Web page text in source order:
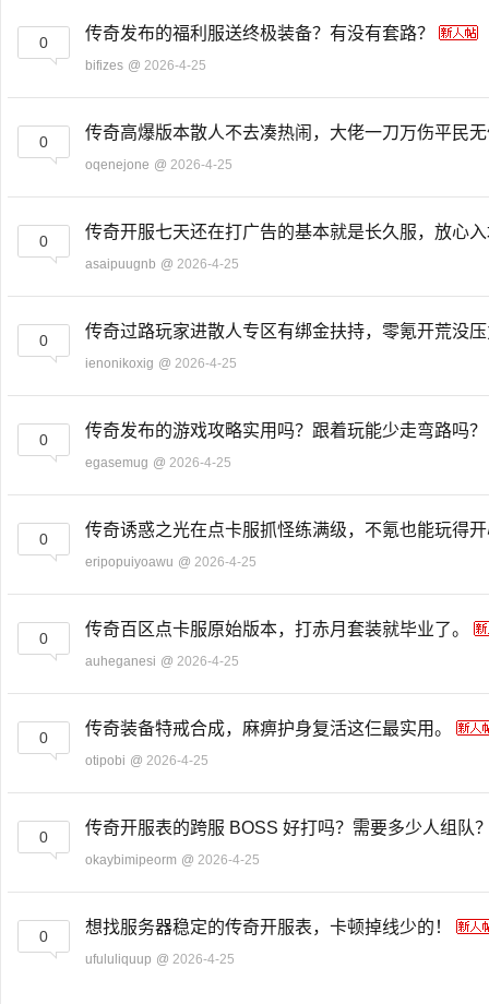
0 传奇发布的福利服送终极装备？有没有套路？
bifizes @ 2026-4-25
0 传奇高爆版本散人不去凑热闹，大佬一刀万伤平民
oqenejone @ 2026-4-25
0 传奇开服七天还在打广告的基本就是长久服，放心
asaipuugnb @ 2026-4-25
0 传奇过路玩家进散人专区有绑金扶持，零氪开荒没
ienonikoxig @ 2026-4-25
0 传奇发布的游戏攻略实用吗？跟着玩能少走弯路吗
egasemug @ 2026-4-25
0 传奇诱惑之光在点卡服抓怪练满级，不氪也能玩得
eripopuiyoawu @ 2026-4-25
0 传奇百区点卡服原始版本，打赤月套装就毕业了。
auheganesi @ 2026-4-25
0 传奇装备特戒合成，麻痹护身复活这仨最实用。
otipobi @ 2026-4-25
0 传奇开服表的跨服 BOSS 好打吗？需要多少人组队
okaybimipeorm @ 2026-4-25
0 想找服务器稳定的传奇开服表，卡顿掉线少的！
ufululiquup @ 2026-4-25